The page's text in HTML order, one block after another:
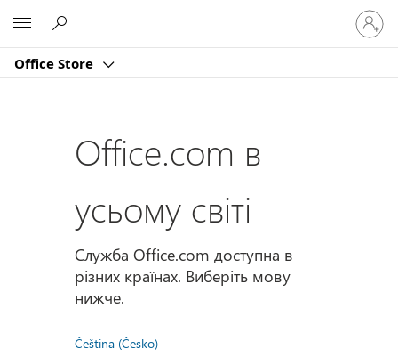
Office Store
свій
запис
Office.com в
усьому світі
Служба Office.com доступна в
різних країнах. Виберіть мову
нижче.
Čeština (Česko)